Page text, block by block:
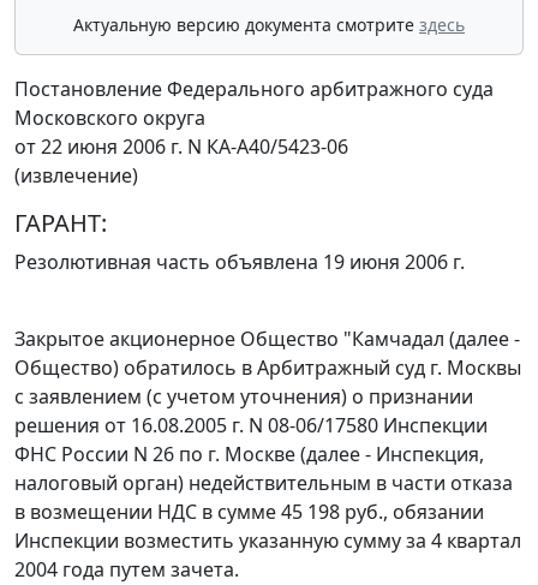
Актуальную версию документа смотрите здесь
Постановление Федерального арбитражного суда
Московского округа
от 22 июня 2006 г. N КА-А40/5423-06
(извлечение)
ГАРАНТ:
Резолютивная часть объявлена 19 июня 2006 г.
Закрытое акционерное Общество "Камчадал (далее -
Общество) обратилось в Арбитражный суд г. Москвы
с заявлением (с учетом уточнения) о признании
решения от 16.08.2005 г. N 08-06/17580 Инспекции
ФНС России N 26 по г. Москве (далее - Инспекция,
налоговый орган) недействительным в части отказа
в возмещении НДС в сумме 45 198 руб., обязании
Инспекции возместить указанную сумму за 4 квартал
2004 года путем зачета.